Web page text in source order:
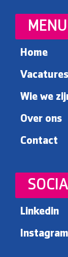
MENU
Home
Vacatures
Wie we
Over ons
Contact
Linkedin
Instagram